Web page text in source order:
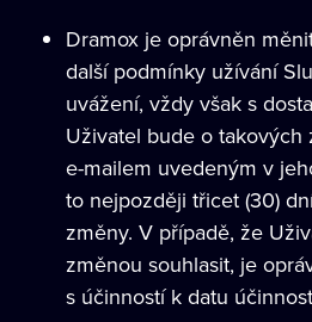
Dramox je oprávněn
další podmínky užívání
uvážení, vždy však s
Uživatel bude o
e-mailem uvedeným v
to nejpozději třicet (30)
změny. V případě, že
změnou souhlasit, je
s účinností k datu